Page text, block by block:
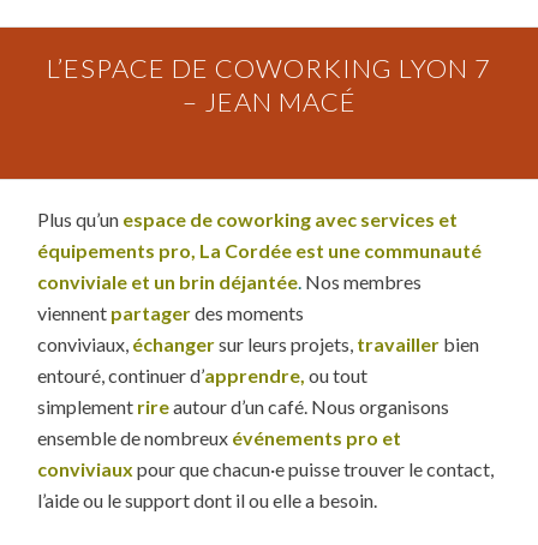
L’ESPACE DE COWORKING LYON 7
– JEAN MACÉ
Plus qu’un espace de coworking avec services et
équipements pro, La Cordée est une communauté
conviviale et un brin déjantée. Nos membres
viennent partagerdes moments
conviviaux, échangersur leurs projets, travailler bien
entouré, continuer d’apprendre,ou tout
simplement rireautour d’un café. Nous organisons
ensemble de nombreux événements pro et
conviviaux pour que chacun·e puisse trouver le contact,
l’aide ou le support dont il ou elle a besoin.